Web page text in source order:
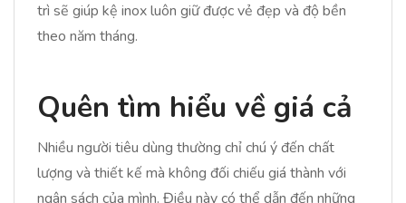
trì sẽ giúp kệ inox luôn giữ được vẻ đẹp và độ bền
theo năm tháng.
Quên tìm hiểu về giá cả
Nhiều người tiêu dùng thường chỉ chú ý đến chất
lượng và thiết kế mà không đối chiếu giá thành với
ngân sách của mình. Điều này có thể dẫn đến những